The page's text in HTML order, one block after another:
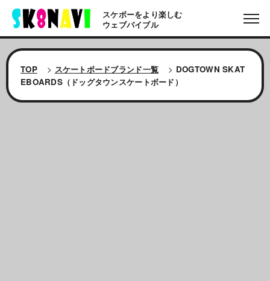
スケボーをより楽しむ
ウェブバイブル
TOP > スケートボードブランド一覧 > DOGTOWN SKAT
EBOARDS（ドッグタウンスケートボード）